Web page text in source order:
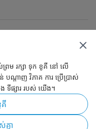
Simply ideal
នុងការកែប្រែ
រក្សា ទុក ខូគី នៅ លើ
បណ្ដាញ វិភាគ ការ ប្រើប្រាស់
ទីផ្សារ របស់ យើង។
នា